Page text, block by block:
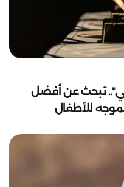
تبحث عن أفضل
للأطفال